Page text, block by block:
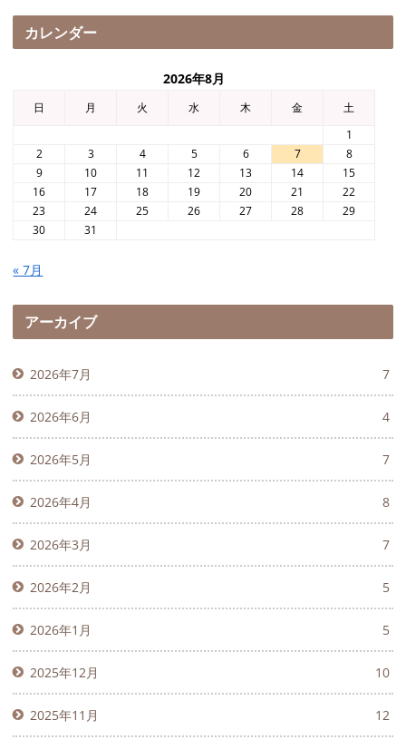
カレンダー
2026年8月
日 月 火 水 木 金
土
1
2
3 4 5 6 7
8
9
10 11 12 13 14
15
16
17 18 19 20 21
22
23
24 25 26 27 28
29
30
31
« 7月
アーカイブ
2026年7月 7
2026年6月 4
2026年5月 7
2026年4月 8
2026年3月 7
2026年2月 5
2026年1月 5
2025年12月 10
2025年11月 12